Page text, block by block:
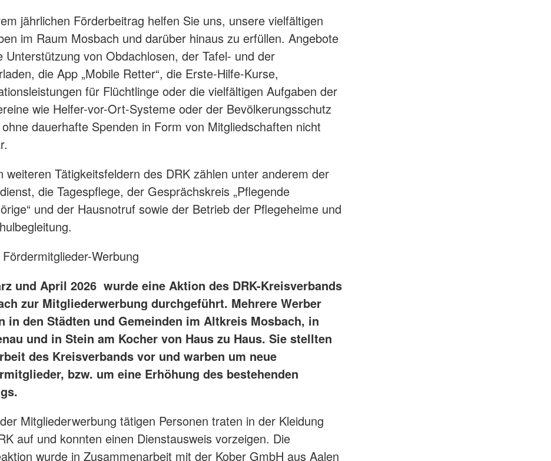
jährlichen Förderbeitrag helfen Sie uns, unsere vielfältigen
im Raum Mosbach und darüber hinaus zu erfüllen. Angebote
Unterstützung von Obdachlosen, der Tafel- und der
die App „Mobile Retter“, die Erste-Hilfe-Kurse,
für Flüchtlinge oder die vielfältigen Aufgaben der
wie Helfer-vor-Ort-Systeme oder der Bevölkerungsschutz
dauerhafte Spenden in Form von Mitgliedschaften nicht
weiteren Tätigkeitsfeldern des DRK zählen unter anderem der
die Tagespflege, der Gesprächskreis „Pflegende
und der Hausnotruf sowie der Betrieb der Pflegeheime und
Werbung
und April 2026 wurde eine Aktion des DRK-Kreisverbands
zur Mitgliederwerbung durchgeführt. Mehrere Werber
in den Städten und Gemeinden im Altkreis Mosbach, in
und in Stein am Kocher von Haus zu Haus. Sie stellten
des Kreisverbands vor und warben um neue
bzw. um eine Erhöhung des bestehenden
Mitgliederwerbung tätigen Personen traten in der Kleidung
auf und konnten einen Dienstausweis vorzeigen. Die
wurde in Zusammenarbeit mit der Kober GmbH aus Aalen